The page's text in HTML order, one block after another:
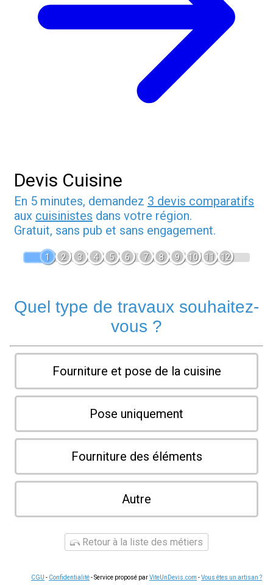
Devis Cuisine
En 5 minutes, demandez 3 devis comparatifs
aux cuisinistes dans votre région.
Gratuit, sans pub et sans engagement.
1 2 3 4 5 6 7 8 9 10 11 12
Quel type de travaux souhaitez-
vous ?
Fourniture et pose de la cuisine
Pose uniquement
Fourniture des éléments
Autre
Retour à la liste des métiers
CGU - Confidentialité- Service proposé parViteUnDevis.com -Vous êtes un artisan ?